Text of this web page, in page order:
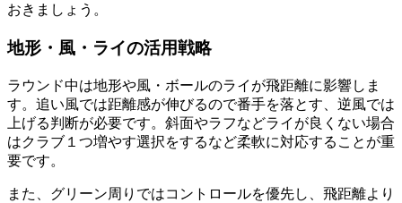
おきましょう。
地形・風・ライの活用戦略
ラウンド中は地形や風・ボールのライが飛距離に影響しま
す。追い風では距離感が伸びるので番手を落とす、逆風では
上げる判断が必要です。斜面やラフなどライが良くない場合
はクラブ１つ増やす選択をするなど柔軟に対応することが重
要です。
また、グリーン周りではコントロールを優先し、飛距離より